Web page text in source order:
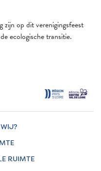
zijn op dit verenigingsfeest
ecologische transitie.
RUIMTE